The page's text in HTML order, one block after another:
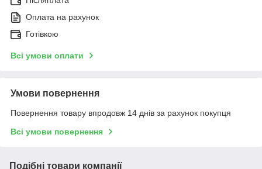
Оплата на рахунок
Готівкою
Всі умови оплати
Умови повернення
Повернення товару впродовж 14 днів за рахунок покупця
Всі умови повернення
Подібні товари компанії